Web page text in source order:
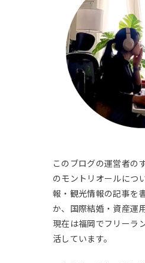
このブログの運営者の
のモントリオールにつ
報・観光情報の記事を
か、国際結婚・資産運
現在は福岡でフリーラ
活しています。